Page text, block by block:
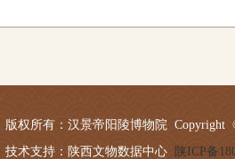
版权所有：汉景帝阳陵博物院 Copyright
技术支持：陕西文物数据中心 陕ICP备